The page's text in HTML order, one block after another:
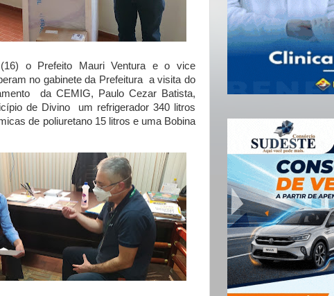
(16) o Prefeito Mauri Ventura e o vice
no gabinete da Prefeitura a visita do
da CEMIG, Paulo Cezar Batista,
de Divino um refrigerador 340 litros
de poliuretano 15 litros e uma Bobina